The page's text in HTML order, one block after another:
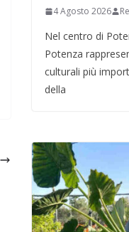
4 Agosto 2026
Nel centro di
Potenza
culturali più
della